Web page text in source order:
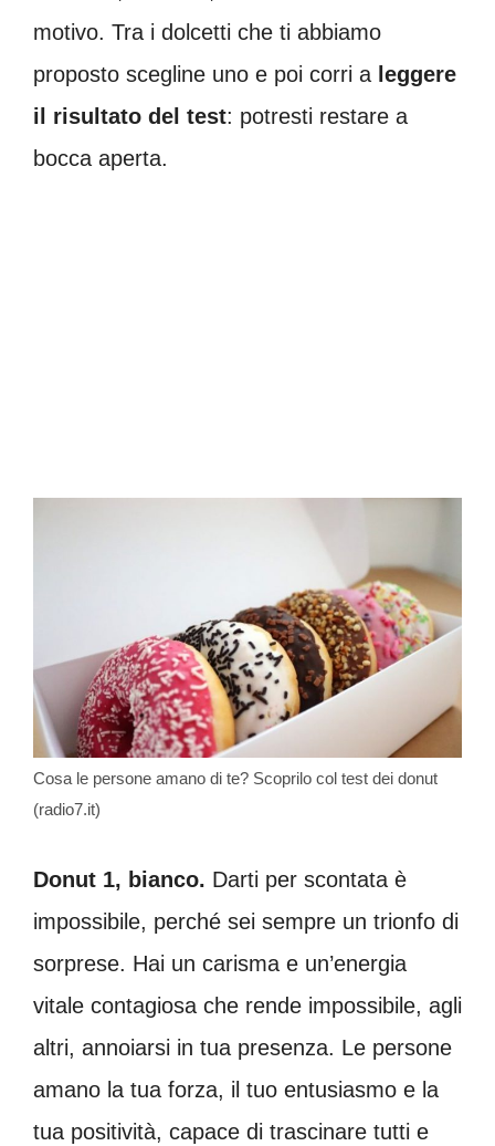
motivo. Tra i dolcetti che ti abbiamo
proposto scegline uno e poi corri a leggere
il risultato del test: potresti restare a
bocca aperta.
Cosa le persone amano di te? Scoprilo col test dei donut
(radio7.it)
Donut 1, bianco. Darti per scontata è
impossibile, perché sei sempre un trionfo di
sorprese. Hai un carisma e un’energia
vitale contagiosa che rende impossibile, agli
altri, annoiarsi in tua presenza. Le persone
amano la tua forza, il tuo entusiasmo e la
tua positività, capace di trascinare tutti e